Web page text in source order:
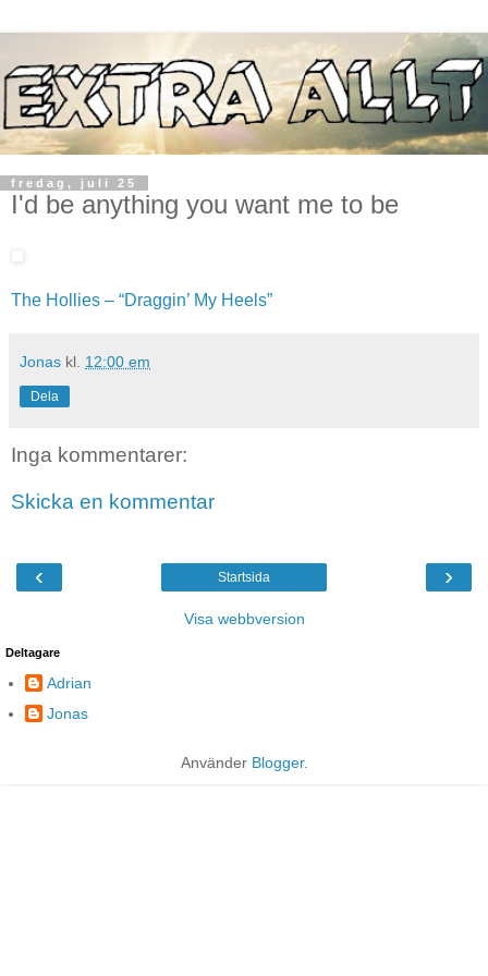
fredag, juli 25
I'd be anything you want me to be
The Hollies – “Draggin’ My Heels”
Jonas kl. 12:00 em
Dela
Inga kommentarer:
Skicka en kommentar
‹ ›
Startsida
Visa webbversion
Deltagare
Adrian
Jonas
Använder Blogger.